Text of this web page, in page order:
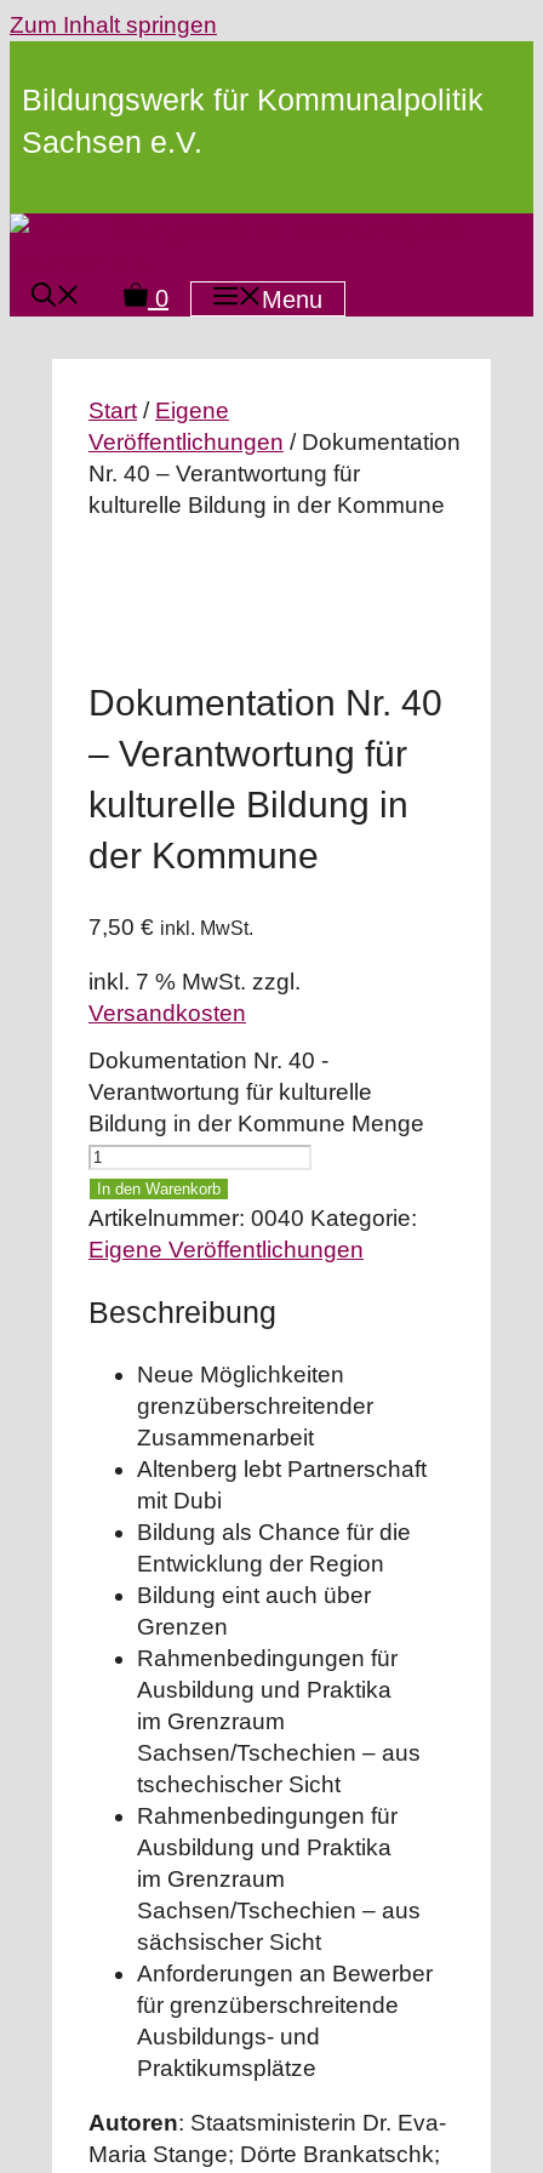
Zum Inhalt springen
Bildungswerk für Kommunalpolitik
Sachsen e.V.
0 Menu
Start / Eigene
Veröffentlichungen / Dokumentation
Nr. 40 – Verantwortung für
kulturelle Bildung in der Kommune
Dokumentation Nr. 40
– Verantwortung für
kulturelle Bildung in
der Kommune
7,50 € inkl. MwSt.
inkl. 7 % MwSt. zzgl.
Versandkosten
Dokumentation Nr. 40 -
Verantwortung für kulturelle
Bildung in der Kommune Menge
In den Warenkorb
Artikelnummer: 0040 Kategorie:
Eigene Veröffentlichungen
Beschreibung
Neue Möglichkeiten
grenzüberschreitender
Zusammenarbeit
Altenberg lebt Partnerschaft
mit Dubi
Bildung als Chance für die
Entwicklung der Region
Bildung eint auch über
Grenzen
Rahmenbedingungen für
Ausbildung und Praktika
im Grenzraum
Sachsen/Tschechien – aus
tschechischer Sicht
Rahmenbedingungen für
Ausbildung und Praktika
im Grenzraum
Sachsen/Tschechien – aus
sächsischer Sicht
Anforderungen an Bewerber
für grenzüberschreitende
Ausbildungs- und
Praktikumsplätze
Autoren: Staatsministerin Dr. Eva-
Maria Stange; Dörte Brankatschk;